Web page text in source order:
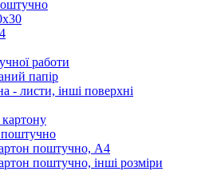
работи
папір
- листи, інші поверхні
поштучно, А4
поштучно, інші розміри